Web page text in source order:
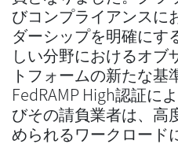
びコンプライアンスに
ダーシップを明確にす
しい分野におけるオブ
トフォームの新たな基
FedRAMP High認証に
びその請負業者は、高
められるワークロード